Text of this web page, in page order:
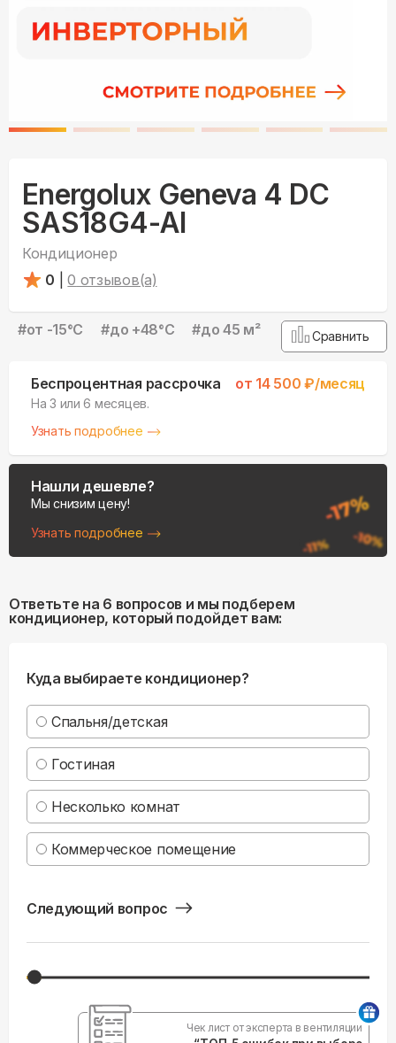
Energolux Geneva 4 DC
SAS18G4-AI
Кондиционер
0
0 отзывов(а)
#от -15°С #до +48°С #до 45 м² Сравнить
Беспроцентная рассрочка от 14 500 ₽/месяц
На 3 или 6 месяцев.
Узнать подробнее
Нашли дешевле?
Мы снизим цену!
Узнать подробнее
Ответьте на 6 вопросов и мы подберем
кондиционер, который подойдет вам:
Куда выбираете кондиционер?
Спальня/детская
Гостиная
Несколько комнат
Коммерческое помещение
Следующий вопрос
Чек лист от эксперта в вентиляции